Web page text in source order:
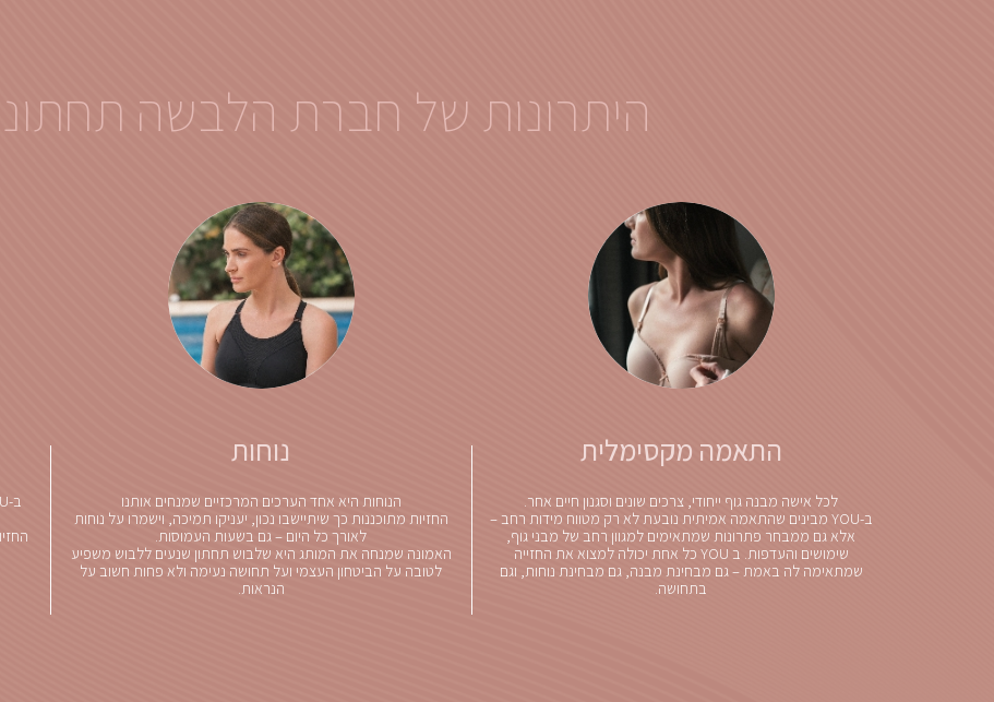
היתרונות של חברת הלבשה
התאמה מקסימלית
לכל אישה מבנה גוף ייחודי, צרכים שונים וסגנון חיים אחר.
ב-YOU מבינים שהתאמה אמיתית נובעת לא רק מטווח מידות רחב –
אלא גם ממבחר פתרונות שמתאימים למגוון רחב של מבני גוף,
שימושים והעדפות. ב YOU כל אחת יכולה למצוא את החזייה
שמתאימה לה באמת – גם מבחינת מבנה, גם מבחינת נוחות, וגם
בתחושה.
נוחות
הנוחות היא אחד הערכים המרכזיים שמנחים אותנו
החזיות מתוכננות כך שיתיישבו נכון, יעניקו תמיכה, וישמרו על נוחות
לאורך כל היום – גם בשעות העמוסות.
האמונה שמנחה את המותג היא שלבוש תחתון שנעים ללבוש משפיע
לטובה על הביטחון העצמי ועל תחושה נעימה ולא פחות חשוב על
הנראות.